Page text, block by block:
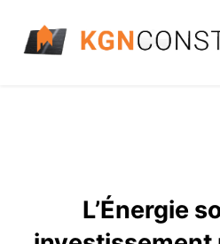
L’Énergie